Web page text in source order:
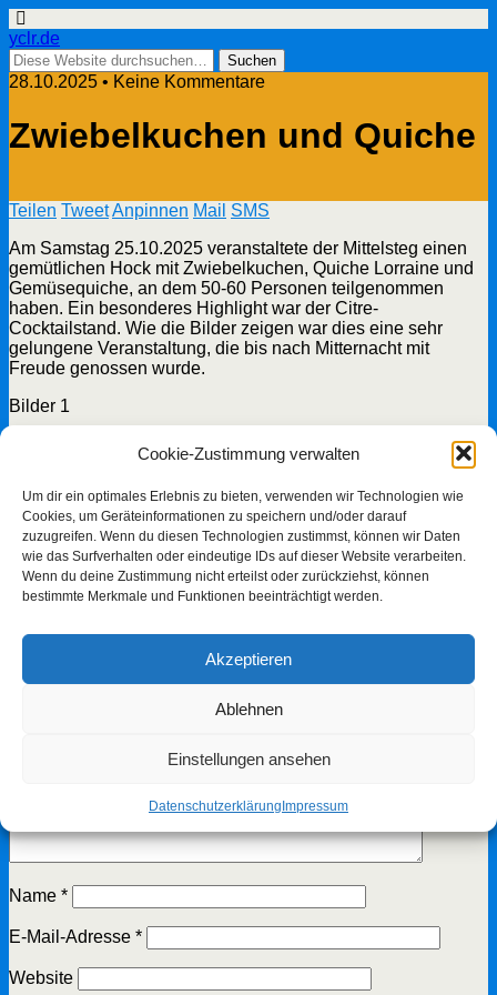
Cookie-Zustimmung verwalten
Um dir ein optimales Erlebnis zu bieten, verwenden wir Technologien wie
Cookies, um Geräteinformationen zu speichern und/oder darauf
zuzugreifen. Wenn du diesen Technologien zustimmst, können wir Daten
wie das Surfverhalten oder eindeutige IDs auf dieser Website verarbeiten.
Wenn du deine Zustimmung nicht erteilst oder zurückziehst, können
bestimmte Merkmale und Funktionen beeinträchtigt werden.
Akzeptieren
Ablehnen
Einstellungen ansehen
Datenschutzerklärung Impressum
yclr.de
28.10.2025 • Keine Kommentare
Zwiebelkuchen und Quiche
Teilen TweetAnpinnen Mail SMS
Am Samstag 25.10.2025 veranstaltete der Mittelsteg einen
gemütlichen Hock mit Zwiebelkuchen, Quiche Lorraine und
Gemüsequiche, an dem 50-60 Personen teilgenommen
haben. Ein besonderes Highlight war der Citre-
Cocktailstand. Wie die Bilder zeigen war dies eine sehr
gelungene Veranstaltung, die bis nach Mitternacht mit
Freude genossen wurde.
Bilder 1
vorheriger Beitrag Oktoberfest 2025
nächster BeitragWintergrill-/Adventsfeier 2025
Schreibe einen Kommentar
Deine E-Mail-Adresse wird nicht veröffentlicht.
Felder sind mit
Name *
E-Mail-Adresse *
Website